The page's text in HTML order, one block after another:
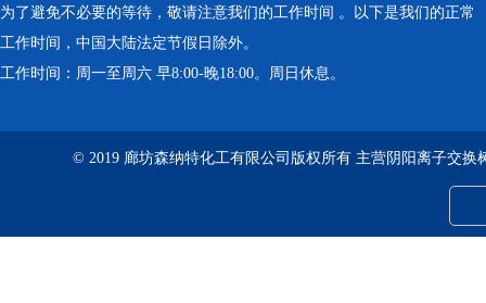
为了避免不必要的等待，敬请注意我们的工作时间 。以下是我们的正常
工作时间，中国大陆法定节假日除外。
工作时间：周一至周六 早8:00-晚18:00。周日休息。
© 2019 廊坊森纳特化工有限公司版权所有 主营阴阳离子交换